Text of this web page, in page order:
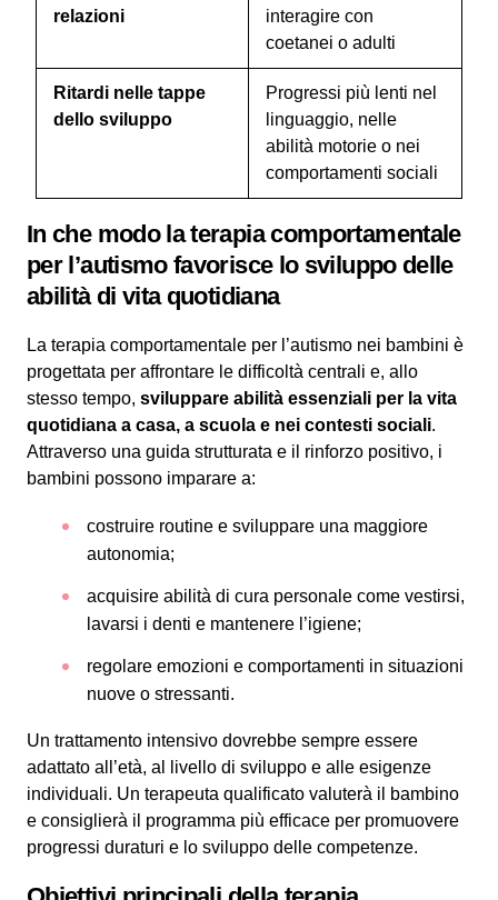
relazioni
interagire con
coetanei o adulti
Ritardi nelle tappe
dello sviluppo
Progressi più lenti nel
linguaggio, nelle
abilità motorie o nei
comportamenti sociali
In che modo la terapia comportamentale
per l’autismo favorisce lo sviluppo delle
abilità di vita quotidiana
La terapia comportamentale per l’autismo nei bambini è
progettata per affrontare le difficoltà centrali e, allo
stesso tempo, sviluppare abilità essenziali per la vita
quotidiana a casa, a scuola e nei contesti sociali.
Attraverso una guida strutturata e il rinforzo positivo, i
bambini possono imparare a:
costruire routine e sviluppare una maggiore
autonomia;
acquisire abilità di cura personale come vestirsi,
lavarsi i denti e mantenere l’igiene;
regolare emozioni e comportamenti in situazioni
nuove o stressanti.
Un trattamento intensivo dovrebbe sempre essere
adattato all’età, al livello di sviluppo e alle esigenze
individuali. Un terapeuta qualificato valuterà il bambino
e consiglierà il programma più efficace per promuovere
progressi duraturi e lo sviluppo delle competenze.